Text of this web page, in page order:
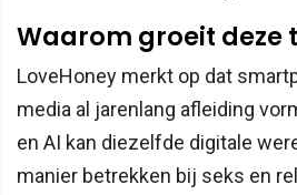
Waarom groeit deze
LoveHoney merkt op dat
media al jarenlang afleiding
en AI kan diezelfde digitale
manier betrekken bij seks en